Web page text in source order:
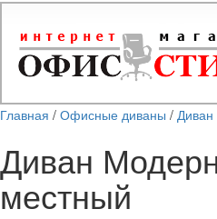
Главная / Офисные диваны /
Диван
местный